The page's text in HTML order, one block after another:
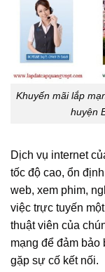
Khuyến mãi lắp
huyện
Dịch vụ internet
tốc độ cao, ổn
web, xem phim,
việc trực tuyến
thuật viên của
mạng để đảm
gặp sự cố kết nối.